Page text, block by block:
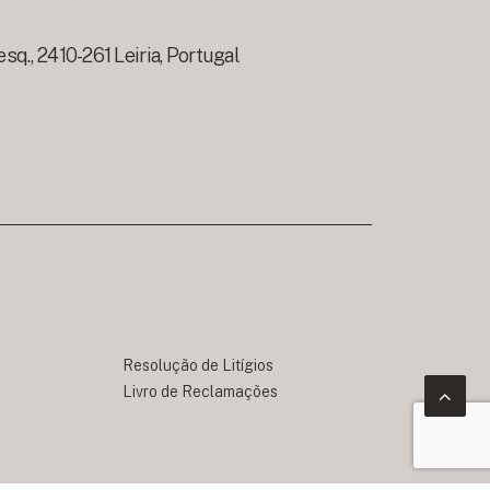
2410-261 Leiria, Portugal
Resolução de Litígios
Livro de Reclamações